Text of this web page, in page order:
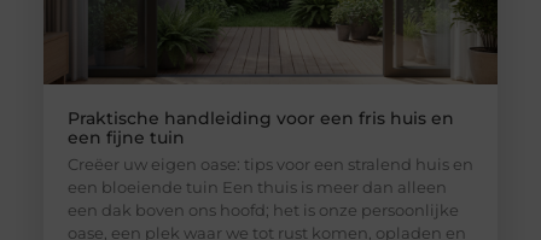
Praktische handleiding voor een fris huis en
een fijne tuin
Creëer uw eigen oase: tips voor een stralend huis en
een bloeiende tuin Een thuis is meer dan alleen
een dak boven ons hoofd; het is onze persoonlijke
oase, een plek waar we tot rust komen, opladen en